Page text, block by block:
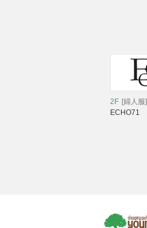
2F [婦人服]
ECHO71